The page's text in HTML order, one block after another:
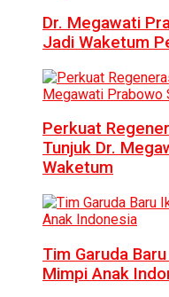
Dr. Megawati
Jadi Waketum
Perkuat
Tunjuk Dr.
Waketum
Tim Garuda
Mimpi Anak